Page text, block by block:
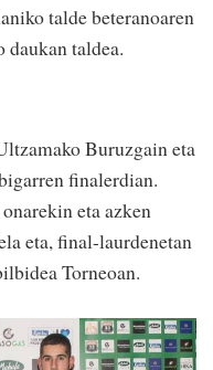
talde beteranoaren
daukan taldea.
Buruzgain eta
finalerdian.
eta azken
eta, final-laurdenetan
Torneoan.